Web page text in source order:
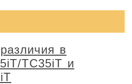
в
TC35iT и